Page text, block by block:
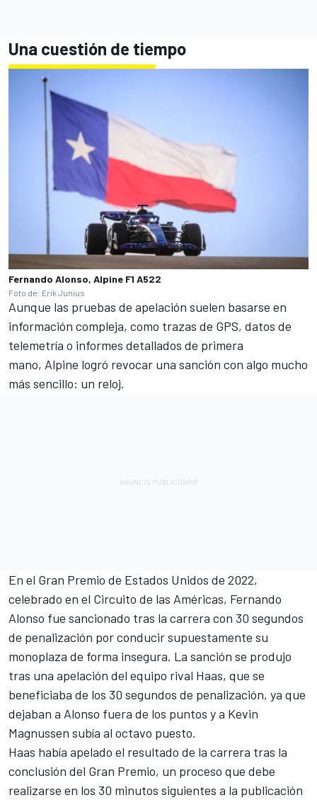
Una cuestión de tiempo
Fernando Alonso, Alpine F1 A522
Foto de: Erik Junius
Aunque las pruebas de apelación suelen basarse en
información compleja, como trazas de GPS, datos de
telemetría o informes detallados de primera
mano, Alpine logró revocar una sanción con algo mucho
más sencillo: un reloj.
En el Gran Premio de Estados Unidos de 2022,
celebrado en el Circuito de las Américas, Fernando
Alonso fue sancionado tras la carrera con 30 segundos
de penalización por conducir supuestamente su
monoplaza de forma insegura. La sanción se produjo
tras una apelación del equipo rival Haas, que se
beneficiaba de los 30 segundos de penalización, ya que
dejaban a Alonso fuera de los puntos y a Kevin
Magnussen subía al octavo puesto.
Haas había apelado el resultado de la carrera tras la
conclusión del Gran Premio, un proceso que debe
realizarse en los 30 minutos siguientes a la publicación